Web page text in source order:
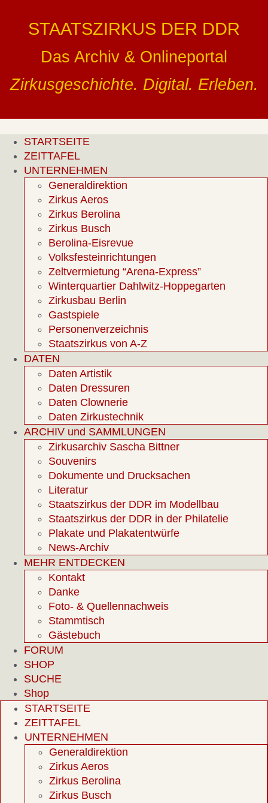
springenSTAATSZIRKUS DER DDR
Das Archiv & Onlineportal
Zirkusgeschichte. Digital. Erleben.
STARTSEITE
ZEITTAFEL
UNTERNEHMEN
Generaldirektion
Zirkus Aeros
Zirkus Berolina
Zirkus Busch
Berolina-Eisrevue
Volksfesteinrichtungen
Zeltvermietung “Arena-Express”
Winterquartier Dahlwitz-Hoppegarten
Zirkusbau Berlin
Gastspiele
Personenverzeichnis
Staatszirkus von A-Z
DATEN
Daten Artistik
Daten Dressuren
Daten Clownerie
Daten Zirkustechnik
ARCHIV und SAMMLUNGEN
Zirkusarchiv Sascha Bittner
Souvenirs
Dokumente und Drucksachen
Literatur
Staatszirkus der DDR im Modellbau
Staatszirkus der DDR in der Philatelie
Plakate und Plakatentwürfe
News-Archiv
MEHR ENTDECKEN
Kontakt
Danke
Foto- & Quellennachweis
Stammtisch
Gästebuch
FORUM
SHOP
SUCHE
Shop
STARTSEITE
ZEITTAFEL
UNTERNEHMEN
Generaldirektion
Zirkus Aeros
Zirkus Berolina
Zirkus Busch